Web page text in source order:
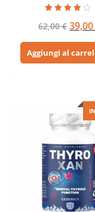
3.67
su 5
62,00€Il
era:
Aggiungi al